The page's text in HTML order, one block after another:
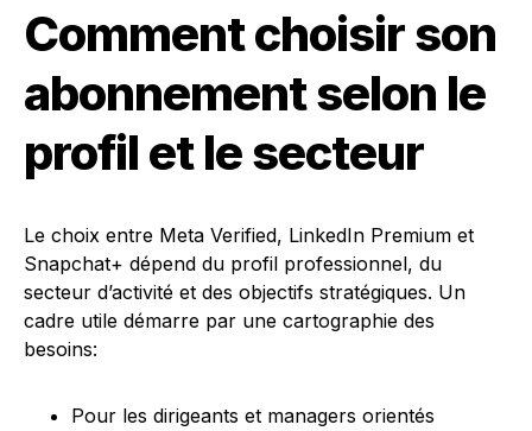
Comment choisir son
abonnement selon le
profil et le secteur
Le choix entre Meta Verified, LinkedIn Premium et
Snapchat+ dépend du profil professionnel, du
secteur d’activité et des objectifs stratégiques. Un
cadre utile démarre par une cartographie des
besoins:
Pour les dirigeants et managers orientés